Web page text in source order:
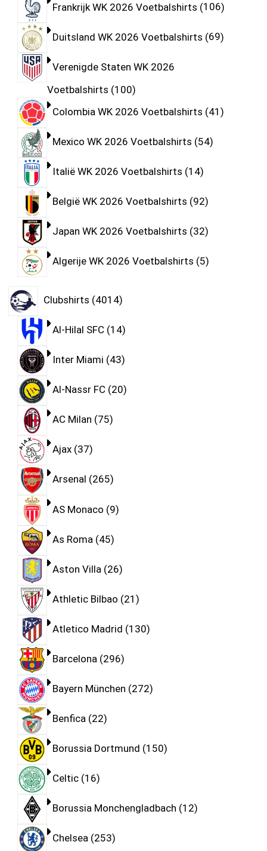
Frankrijk WK 2026 Voetbalshirts 106
Duitsland WK 2026 Voetbalshirts 69
Verenigde Staten WK 2026
Voetbalshirts 100
Colombia WK 2026 Voetbalshirts 41
Mexico WK 2026 Voetbalshirts 54
Italië WK 2026 Voetbalshirts 14
België WK 2026 Voetbalshirts 92
Japan WK 2026 Voetbalshirts 32
Algerije WK 2026 Voetbalshirts 5
Clubshirts 4014
Al-Hilal SFC 14
Inter Miami 43
Al-Nassr FC 20
AC Milan 75
Ajax 37
Arsenal 265
AS Monaco 9
As Roma 45
Aston Villa 26
Athletic Bilbao 21
Atletico Madrid 130
Barcelona 296
Bayern München 272
Benfica 22
Borussia Dortmund 150
Celtic 16
Borussia Monchengladbach 12
Chelsea 253